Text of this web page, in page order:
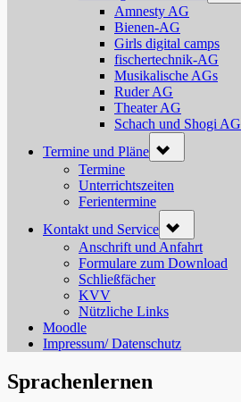
Amnesty AG
Bienen-AG
Girls digital camps
fischertechnik-AG
Musikalische AGs
Ruder AG
Theater AG
Schach und Shogi AG
Termine und Pläne sub-
Termine
Unterrichtszeiten
Ferientermine
Kontakt und Service sub-
menu
Anschrift und Anfahrt
Formulare zum Download
Schließfächer
KVV
Nützliche Links
Moodle
Impressum/ Datenschutz
Sprachenlernen